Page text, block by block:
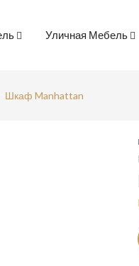
Уличная Мебель
Шкаф Manhattan